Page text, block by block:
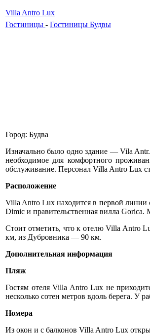
Villa Antro Lux
Гостиницы - Гостиницы Будвы
Город: Будва
Изначально было одно здание — Vila
необходимое для комфортного
обслуживание. Персонал Villa Antro Lux
Расположение
Villa Antro Lux находится в первой линии
Dimic и правительственная вилла Gorica.
Стоит отметить, что к отелю Villa Antro
км, из Дубровника — 90 км.
Дополнительная информация
Пляж
Гостям отеля Villa Antro Lux не
несколько сотен метров вдоль берега. У
Номера
Из окон и с балконов Villa Antro Lux